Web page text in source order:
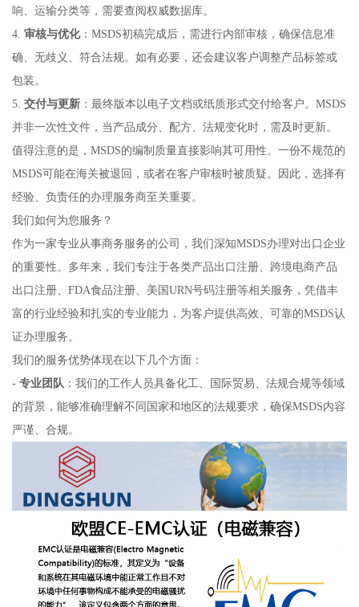
响、运输分类等，需要查阅权威数据库。
4. 审核与优化：MSDS初稿完成后，需进行内部审核，确保信息准
确、无歧义、符合法规。如有必要，还会建议客户调整产品标签或
包装。
5. 交付与更新：最终版本以电子文档或纸质形式交付给客户。MSDS
并非一次性文件，当产品成分、配方、法规变化时，需及时更新。
值得注意的是，MSDS的编制质量直接影响其可用性。一份不规范的
MSDS可能在海关被退回，或者在客户审核时被质疑。因此，选择有
经验、负责任的办理服务商至关重要。
我们如何为您服务？
作为一家专业从事商务服务的公司，我们深知MSDS办理对出口企业
的重要性。多年来，我们专注于各类产品出口注册、跨境电商产品
出口注册、FDA食品注册、美国URN号码注册等相关服务，凭借丰
富的行业经验和扎实的专业能力，为客户提供高效、可靠的MSDS认
证办理服务。
我们的服务优势体现在以下几个方面：
- 专业团队 ：我们的工作人员具备化工、国际贸易、法规合规等领域
的背景，能够准确理解不同国家和地区的法规要求，确保MSDS内容
严谨、合规。